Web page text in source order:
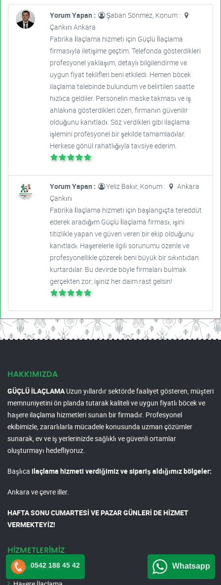
Yorum Yapan :
Şaban Sönmez, Konum :
Çankırı Ankara
Fabrika İlaçlama hizmeti için Güçlü İlaçlama
firmasıyla iletişime geçtim. Telefonda gösterdikleri
profesyonel yaklaşım, detaylı bilgilendirme ve
uygun fiyat teklifleri beni etkiledi. Hemen böcek
ilaçlama talebinde bulundum ve belirtilen saatte
hızlıca geldiler. Personelin maske takması ve iş
ahlakına gösterdikleri özen, firmanın güvenilir
olduğunu kanıtladı. Söz verdikleri gibi ilaçlama
işlemini profesyonel bir şekilde tamamladılar.
Herkese gönül rahatlığıyla tavsiye ederim.
Yorum Yapan : Yeliz Bakır, Konum :
Ankara
Çankırı
Fabrika İlaçlama hizmeti için başlangıçta tereddüt
ederek aradığım Güçlü İlaçlama firması, işini
titizlikle yapan ve güven veren bir ekip olduğunu
kanıtladı. Haşerelerle ilgili sorunumu özenle ve
profesyonellikle çözerek beni büyük bir sıkıntıdan
kurtardılar. Bu devirde böyle firmaları bulmak
gerçekten zor; işiniz her daim rast gelsin!
HAKKIMIZDA
GÜÇLÜ İLAÇLAMAUzun yıllardır sektörde faaliyet gösteren, müşteri
memnuniyetini ön planda tutarak kaliteli ve uygun fiyatlı böcek ve
haşere ilaçlama hizmetleri sunan bir firmadır. Profesyonel
ekibimizle, zararlılarla mücadele konusunda uzman çözümler
sunarak, ev ve iş yerlerinizde sağlıklı ve güvenli ortamlar
oluşturmayı hedefliyoruz.
Başlıca ilaçlama hizmeti verdiğimiz ve sipariş aldığımız bölgeler:
Ankara ve çevre iller.
HAFTA SONU CUMARTESİ VE PAZAR GÜNLERİ DE HİZMET
VERMEKTEYİZ!
HİZMETLERİMİZ
Böcek İlaçlama
0542 188 45 42 Whatsapp